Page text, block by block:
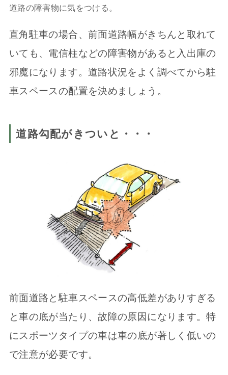
道路の障害物に気をつける。
直角駐車の場合、前面道路幅がきちんと取れて
いても、電信柱などの障害物があると入出庫の
邪魔になります。道路状況をよく調べてから駐
車スペースの配置を決めましょう。
道路勾配がきついと・・・
前面道路と駐車スペースの高低差がありすぎる
と車の底が当たり、故障の原因になります。特
にスポーツタイプの車は車の底が著しく低いの
で注意が必要です。